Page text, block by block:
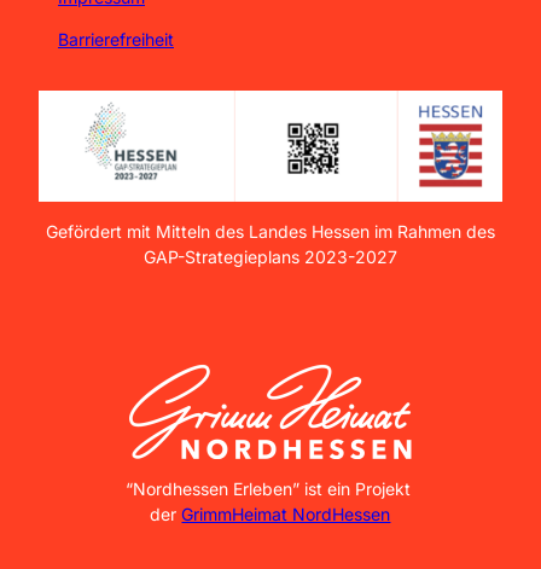
Barrierefreiheit
Gefördert mit Mitteln des Landes Hessen im Rahmen des
GAP-Strategieplans 2023-2027
GrimmHeimat NordHessen
“Nordhessen Erleben” ist ein Projekt
derGrimmHeimat NordHessen